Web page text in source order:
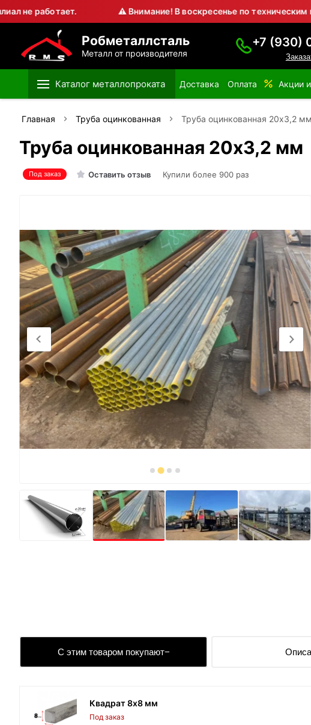
⚠ Внимание! В воскресенье по техническим
Робметаллсталь
Металл от производителя
+7 (930)
Каталог металлопроката Доставка Оплата Акции
Главная Труба оцинкованная Труба оцинкованная 20х3,2 мм
Труба оцинкованная 20х3,2 мм
Под заказ Оставить отзыв Купили более 900 раз
С этим товаром покупают
Квадрат 8х8 мм
Под заказ